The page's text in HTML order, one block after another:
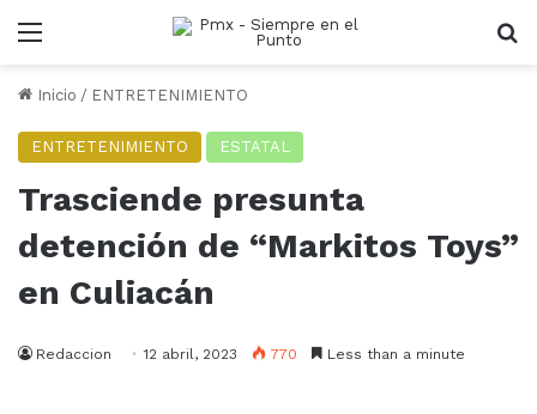
Menu
Inicio / ENTRETENIMIENTO
ENTRETENIMIENTO ESTATAL
Trasciende presunta
detención de “Markitos Toys”
en Culiacán
Redaccion 12 abril, 2023 770 Less than a minute